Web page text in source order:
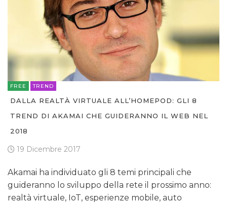
FREE TREND
DALLA REALTÀ VIRTUALE ALL’HOMEPOD: GLI 8
TREND DI AKAMAI CHE GUIDERANNO IL WEB NEL
2018
19 Dicembre 2017
Akamai ha individuato gli 8 temi principali che
guideranno lo sviluppo della rete il prossimo anno:
realtà virtuale, IoT, esperienze mobile, auto